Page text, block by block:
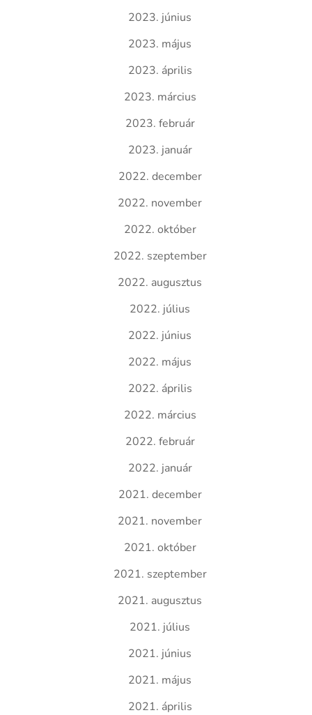
2023. június
2023. május
2023. április
2023. március
2023. február
2023. január
2022. december
2022. november
2022. október
2022. szeptember
2022. augusztus
2022. július
2022. június
2022. május
2022. április
2022. március
2022. február
2022. január
2021. december
2021. november
2021. október
2021. szeptember
2021. augusztus
2021. július
2021. június
2021. május
2021. április